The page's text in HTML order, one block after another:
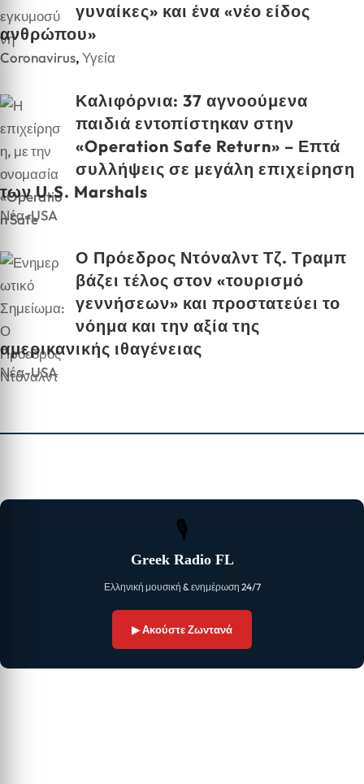
γυναίκες» και ένα «νέο είδος
ανθρώπου»
Coronavirus,Υγεία
Καλιφόρνια: 37 αγνοούμενα
παιδιά εντοπίστηκαν στην
«Operation Safe Return» – Επτά
συλλήψεις σε μεγάλη επιχείρηση
των U.S. Marshals
Νέα-USA
Ο Πρόεδρος Ντόναλντ Τζ. Τραμπ
βάζει τέλος στον «τουρισμό
γεννήσεων» και προστατεύει το
νόημα και την αξία της
αμερικανικής ιθαγένειας
Νέα-USA
🎙
Greek Radio FL
Ελληνική μουσική & ενημέρωση 24/7
▶ Ακούστε Ζωντανά